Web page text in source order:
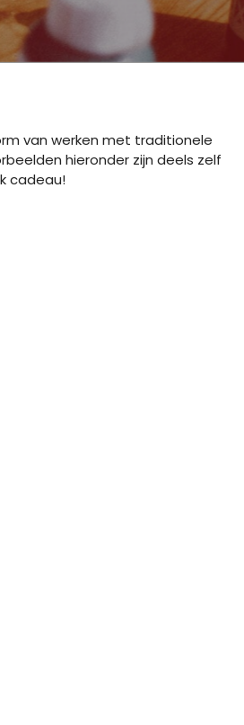
van werken met traditionele
hieronder zijn deels zelf
cadeau!